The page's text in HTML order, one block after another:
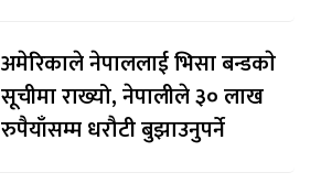
अमेरिकाले नेपाललाई भिसा बन्डकाे
सूचीमा राख्यो, नेपालीले ३० लाख
रुपैयाँसम्म धरौटी बुझाउनुपर्ने